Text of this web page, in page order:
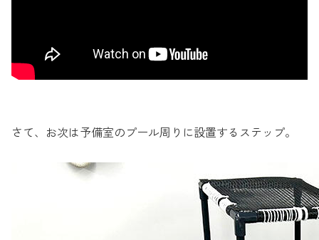
さて、お次は予備室のプール周りに設置するステップ。